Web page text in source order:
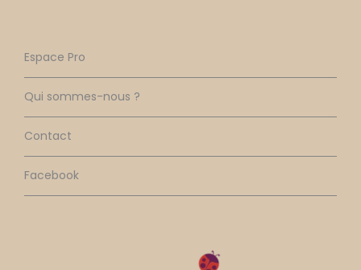
Espace Pro
Qui sommes-nous ?
Contact
Facebook